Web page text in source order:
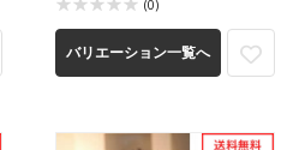
(0)
バリエーション一覧へ